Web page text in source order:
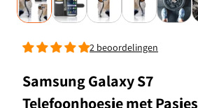
2 beoordelingen
Samsung Galaxy S7
Telefoonhoesje met Pasjes